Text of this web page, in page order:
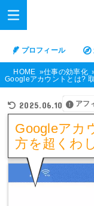
プロフィール
HOME 仕事の効率化
Googleアカウントとは?
2025.06.10 アフ
Googleアカ
方を超くわ